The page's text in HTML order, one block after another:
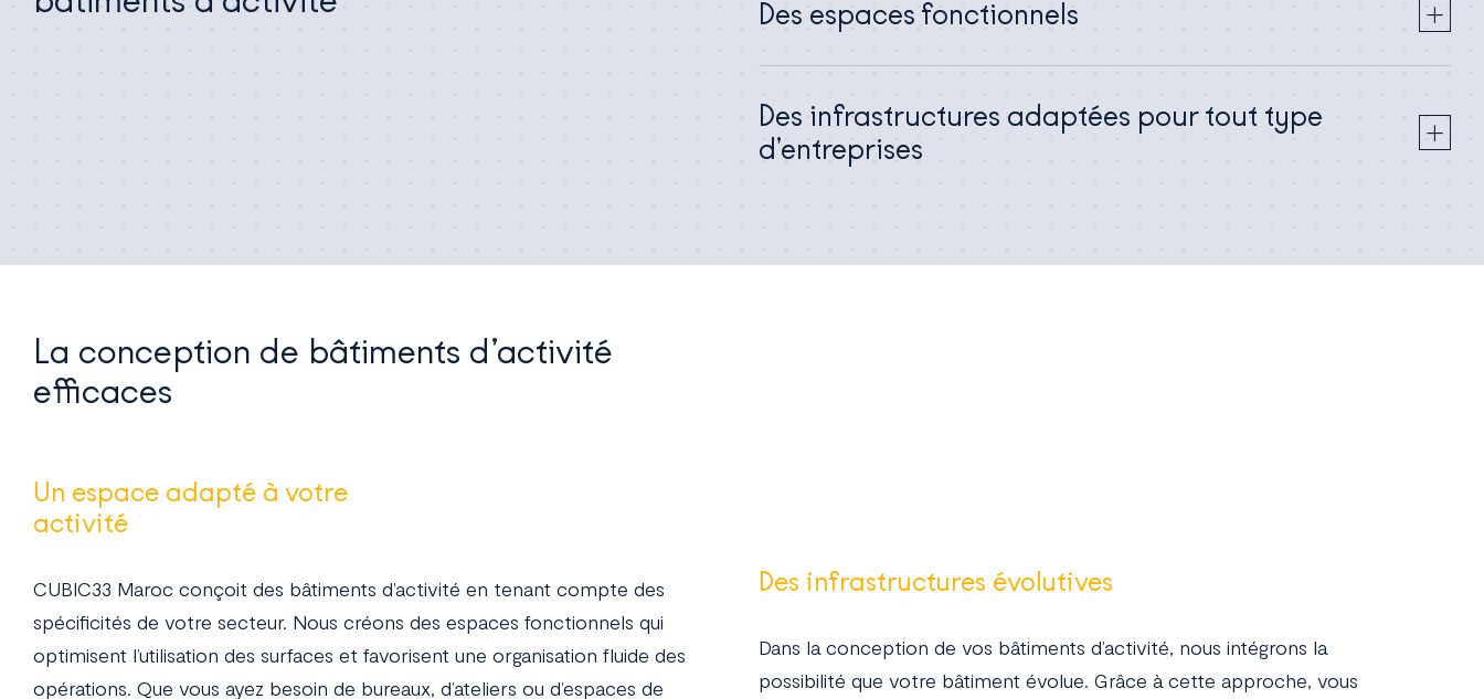
Des espaces fonctionnels
Des infrastructures adaptées pour tout type
d’entreprises
La conception de bâtiments d’activité
efficaces
Un espace adapté à votre
activité
CUBIC33 Maroc conçoit des bâtiments d’activité en tenant compte des
spécificités de votre secteur. Nous créons des espaces fonctionnels qui
optimisent l’utilisation des surfaces et favorisent une organisation fluide des
opérations. Que vous ayez besoin de bureaux, d’ateliers ou d’espaces de
Des infrastructures évolutives
Dans la conception de vos bâtiments d’activité, nous intégrons la
possibilité que votre bâtiment évolue. Grâce à cette approche, vous